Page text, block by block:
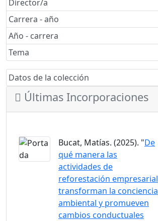
Director/a
Carrera - año
Año - carrera
Tema
Datos de la colección
Últimas Incorporaciones
Bucat, Matías. (2025). "De
qué manera las
actividades de
reforestación empresarial
transforman la conciencia
ambiental y promueven
cambios conductuales